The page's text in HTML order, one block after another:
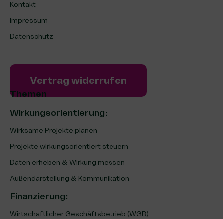
Kontakt
Impressum
Datenschutz
Vertrag widerrufen
Themen
Wirkungsorientierung:
Wirksame Projekte planen
Projekte wirkungsorientiert steuern
Daten erheben & Wirkung messen
Außendarstellung & Kommunikation
Finanzierung:
Wirtschaftlicher Geschäftsbetrieb (WGB)